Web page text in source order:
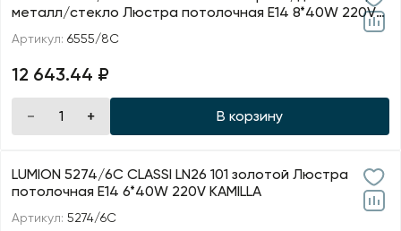
металл/стекло Люстра потолочная E14 8*40W 220V
Артикул: 6555/8C
12 643.44 ₽
В корзину
LUMION 5274/6C CLASSI LN26 101 золотой Люстра
потолочная E14 6*40W 220V KAMILLA
Артикул: 5274/6C